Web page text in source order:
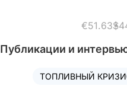
€51.63
Публикации и
ТОПЛИВНЫЙ